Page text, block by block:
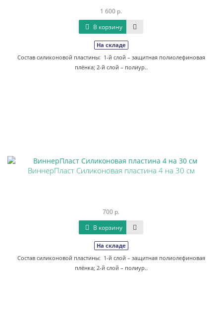
1 600 р.
В корзину
На складе
Состав силиконовой пластины: 1-й слой – защитная полиолефиновая
плёнка; 2-й слой – полиур..
ВиннерПласт Силиконовая пластина 4 на 30 см
700 р.
В корзину
На складе
Состав силиконовой пластины: 1-й слой – защитная полиолефиновая
плёнка; 2-й слой – полиур..